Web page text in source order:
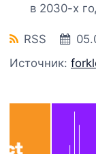
в 2030-х
RSS
Источник: